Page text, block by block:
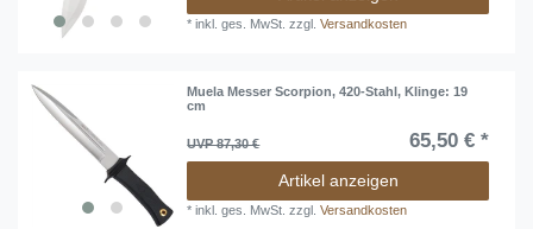
*inkl. ges. MwSt. zzgl.Versandkosten
Muela Messer Scorpion, 420-Stahl, Klinge: 19
cm
UVP 87,30 € 65,50 € *
Artikel anzeigen
*inkl. ges. MwSt. zzgl.Versandkosten